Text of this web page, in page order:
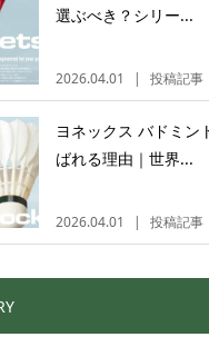
選ぶべき？シリー...
2026.04.01 投稿記事
ヨネックス バドミン
ばれる理由｜世界...
2026.04.01 投稿記事